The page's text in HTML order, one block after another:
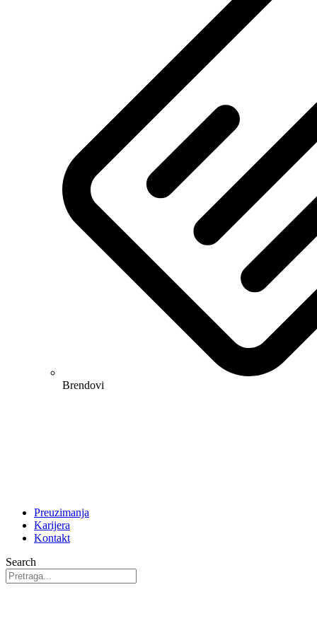
Brendovi
Preuzimanja
Karijera
Kontakt
Search